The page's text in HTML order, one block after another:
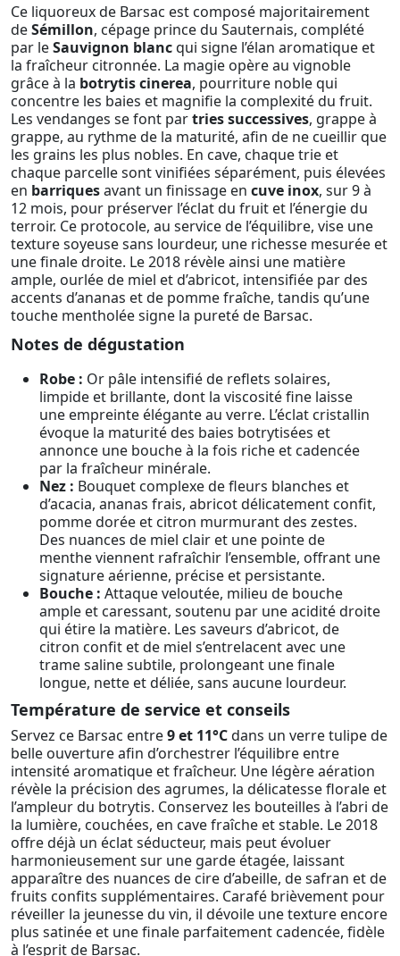
Ce liquoreux de Barsac est composé majoritairement
deSémillon, cépage prince du Sauternais, complété
par leSauvignon blancqui signe l’élan aromatique et
la fraîcheur citronnée. La magie opère au vignoble
grâce à la botrytis cinerea, pourriture noble qui
concentre les baies et magnifie la complexité du fruit.
Les vendanges se font partries successives, grappe à
grappe, au rythme de la maturité, afin de ne cueillir que
les grains les plus nobles. En cave, chaque trie et
chaque parcelle sont vinifiées séparément, puis élevées
en barriquesavant un finissage en cuve inox, sur 9 à
12 mois, pour préserver l’éclat du fruit et l’énergie du
terroir. Ce protocole, au service de l’équilibre, vise une
texture soyeuse sans lourdeur, une richesse mesurée et
une finale droite. Le 2018 révèle ainsi une matière
ample, ourlée de miel et d’abricot, intensifiée par des
accents d’ananas et de pomme fraîche, tandis qu’une
touche mentholée signe la pureté de Barsac.
Notes de dégustation
Robe : Or pâle intensifié de reflets solaires,
limpide et brillante, dont la viscosité fine laisse
une empreinte élégante au verre. L’éclat cristallin
évoque la maturité des baies botrytisées et
annonce une bouche à la fois riche et cadencée
par la fraîcheur minérale.
Nez : Bouquet complexe de fleurs blanches et
d’acacia, ananas frais, abricot délicatement confit,
pomme dorée et citron murmurant des zestes.
Des nuances de miel clair et une pointe de
menthe viennent rafraîchir l’ensemble, offrant une
signature aérienne, précise et persistante.
Bouche : Attaque veloutée, milieu de bouche
ample et caressant, soutenu par une acidité droite
qui étire la matière. Les saveurs d’abricot, de
citron confit et de miel s’entrelacent avec une
trame saline subtile, prolongeant une finale
longue, nette et déliée, sans aucune lourdeur.
Température de service et conseils
Servez ce Barsac entre9 et 11°Cdans un verre tulipe de
belle ouverture afin d’orchestrer l’équilibre entre
intensité aromatique et fraîcheur. Une légère aération
révèle la précision des agrumes, la délicatesse florale et
l’ampleur du botrytis. Conservez les bouteilles à l’abri de
la lumière, couchées, en cave fraîche et stable. Le 2018
offre déjà un éclat séducteur, mais peut évoluer
harmonieusement sur une garde étagée, laissant
apparaître des nuances de cire d’abeille, de safran et de
fruits confits supplémentaires. Carafé brièvement pour
réveiller la jeunesse du vin, il dévoile une texture encore
plus satinée et une finale parfaitement cadencée, fidèle
à l’esprit de Barsac.